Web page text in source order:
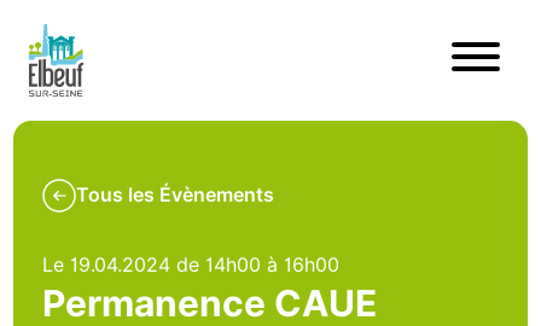
Tous les Évènements
Le 19.04.2024 de 14h00 à 16h00
Permanence CAUE